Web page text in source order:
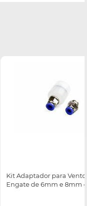
Kit Adaptador para
Engate de 6mm e 8mm